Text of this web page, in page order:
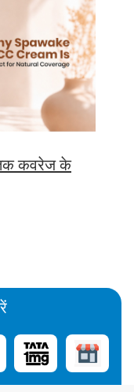
कवरेज के